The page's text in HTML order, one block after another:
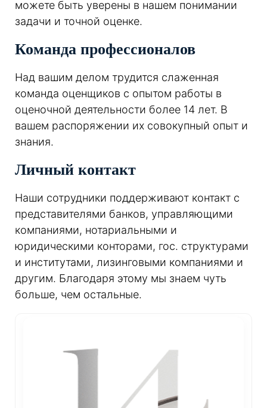
можете быть уверены в нашем понимании
задачи и точной оценке.
Команда профессионалов
Над вашим делом трудится слаженная
команда оценщиков с опытом работы в
оценочной деятельности более 14 лет. В
вашем распоряжении их совокупный опыт и
знания.
Личный контакт
Наши сотрудники поддерживают контакт с
представителями банков, управляющими
компаниями, нотариальными и
юридическими конторами, гос. структурами
и институтами, лизинговыми компаниями и
другим. Благодаря этому мы знаем чуть
больше, чем остальные.